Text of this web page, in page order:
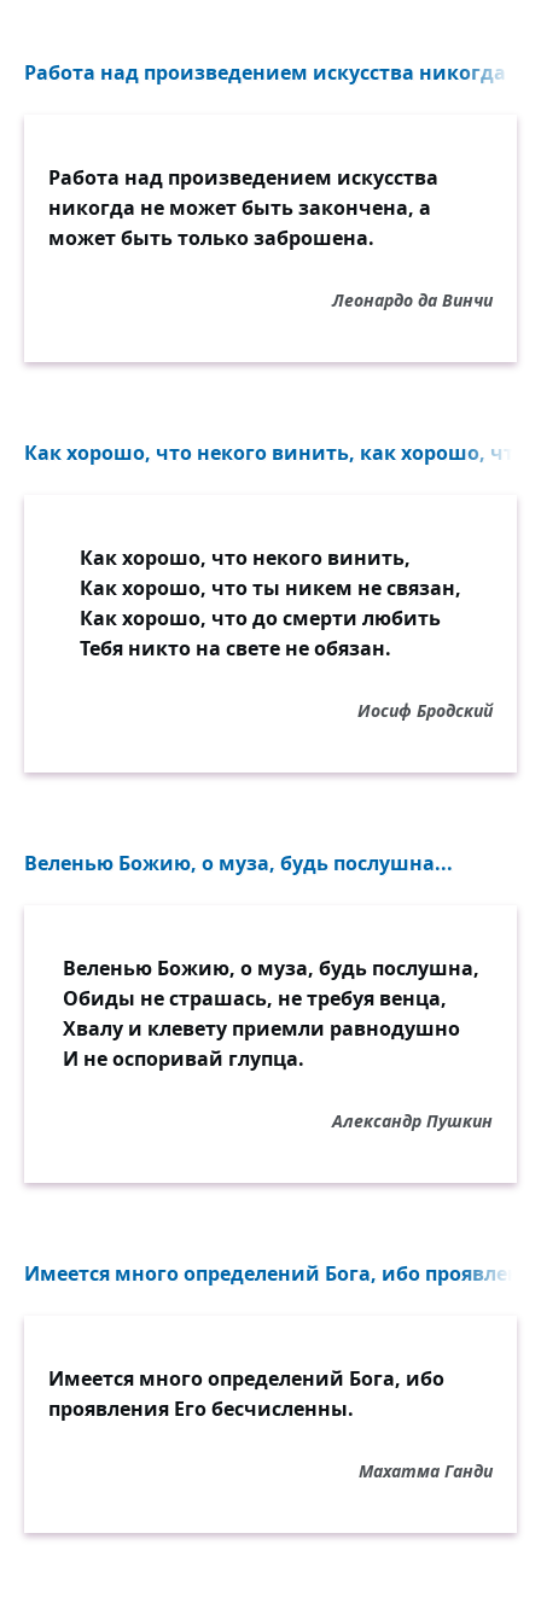
Работа над произведением искусства никогда
Работа над произведением искусства
никогда не может быть закончена, а
может быть только заброшена.
Леонардо да Винчи
Как хорошо, что некого винить, как хорошо, что
Как хорошо, что некого винить,
Как хорошо, что ты никем не связан,
Как хорошо, что до смерти любить
Тебя никто на свете не обязан.
Иосиф Бродский
Веленью Божию, о муза, будь послушна...
Веленью Божию, о муза, будь послушна,
Обиды не страшась, не требуя венца,
Хвалу и клевету приемли равнодушно
И не оспоривай глупца.
Александр Пушкин
Имеется много определений Бога, ибо
Имеется много определений Бога, ибо
проявления Его бесчисленны.
Махатма Ганди